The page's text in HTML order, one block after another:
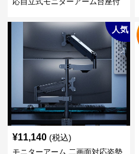
人気
¥11,140 (税込)
モニターアーム 二画面対応姿勢